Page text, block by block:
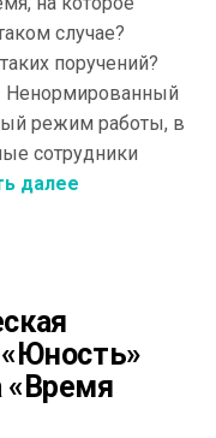
случае?
поручений?
Ненормированный
режим работы, в
сотрудники
далее
«Время